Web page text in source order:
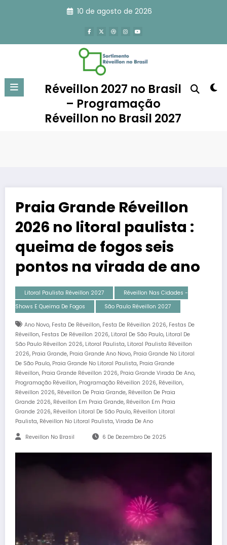
10 de agosto de 2026
Réveillon 2027 no Brasil
– Programação
Réveillon no Brasil 2027
Praia Grande Réveillon
2026 no litoral paulista :
queima de fogos seis
pontos na virada de ano
Litoral Paulista Réveillon 2027
Réveillon Nas Cidades -
Shows E Queima De Fogos
São Paulo Réveillon 2027
Ano Novo, Festa De Réveillon, Festa De Réveillon 2026, Festas De
Réveillon, Festas De Réveillon 2026, Litoral De São Paulo, Litoral De
São Paulo Réveillon 2026, Litoral Paulista, Litoral Paulista Réveillon
2026, Praia Grande, Praia Grande Ano Novo, Praia Grande No Litoral
De São Paulo, Praia Grande No Litoral Paulista, Praia Grande
Réveillon, Praia Grande Réveillon 2026, Praia Grande Virada De Ano,
Programação Réveillon, Programação Réveillon 2026, Réveillon,
Réveillon 2026, Réveillon De Praia Grande, Réveillon De Praia
Grande 2026, Réveillon Em Praia Grande, Réveillon Em Praia
Grande 2026, Réveillon Litoral De São Paulo, Réveillon Litoral
Paulista, Réveillon No Litoral Paulista, Virada De Ano
Reveillon No Brasil 6 De Dezembro De 2025